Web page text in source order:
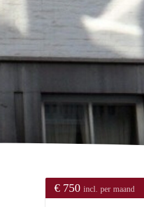
€ 750 incl. per maand